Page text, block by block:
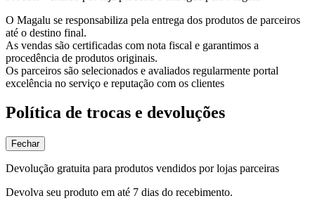
O Magalu se responsabiliza pela entrega dos produtos de parceiros
até o destino final.
As vendas são certificadas com nota fiscal e garantimos a
procedência de produtos originais.
Os parceiros são selecionados e avaliados regularmente portal
excelência no serviço e reputação com os clientes
Política de trocas e devoluções
Fechar
Devolução gratuita para produtos vendidos por lojas parceiras
Devolva seu produto em até 7 dias do recebimento.